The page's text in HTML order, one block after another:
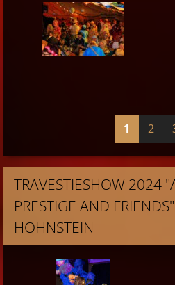
1 2
TRAVESTIESHOW 2024
PRESTIGE AND
HOHNSTEIN